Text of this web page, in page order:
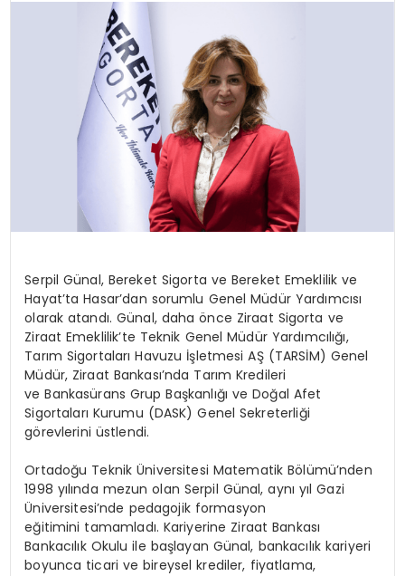
Serpil Günal, Bereket Sigorta ve Bereket Emeklilik ve
Hayat’taHasar’dan sorumlu Genel Müdür Yardımcısı
olarak atandı. Günal, daha önce Ziraat Sigorta ve
ZiraatEmeklilik’te Teknik Genel Müdür Yardımcılığı,
Tarım Sigortaları Havuzu İşletmesi AŞ (TARSİM) Genel
Müdür, Ziraat Bankası’nda Tarım Kredileri
ve Bankasürans Grup Başkanlığı ve Doğal Afet
Sigortaları Kurumu (DASK) Genel Sekreterliği
görevlerini üstlendi.
Ortadoğu Teknik Üniversitesi Matematik Bölümü’nden
1998 yılında mezun olan Serpil Günal, aynı yıl Gazi
Üniversitesi’nde pedagojik formasyon
eğitimini tamamladı. Kariyerine Ziraat Bankası
Bankacılık Okulu ile başlayan Günal, bankacılık kariyeri
boyunca ticari ve bireysel krediler, fiyatlama,